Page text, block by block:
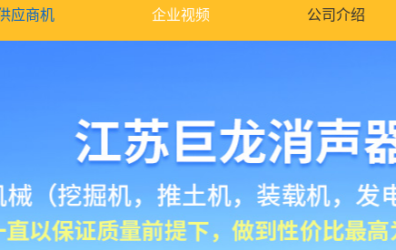
应商机 企业视频 公司介绍